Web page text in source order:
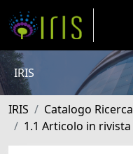
IRIS
IRIS Catalogo Ricerca
1.1 Articolo in rivista